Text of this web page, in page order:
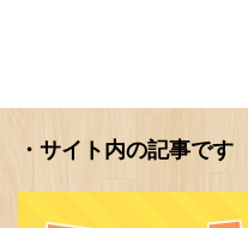
・サイト内の記事です